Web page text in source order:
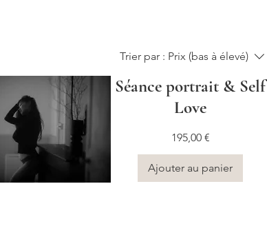
Trier par : Prix (bas à élevé)
Séance portrait & Self
Love
Prix
195,00 €
Ajouter au panier